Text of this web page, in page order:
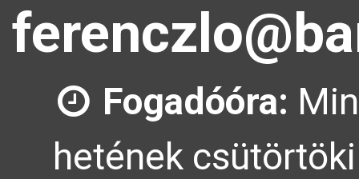
Fogadóóra:
hetének